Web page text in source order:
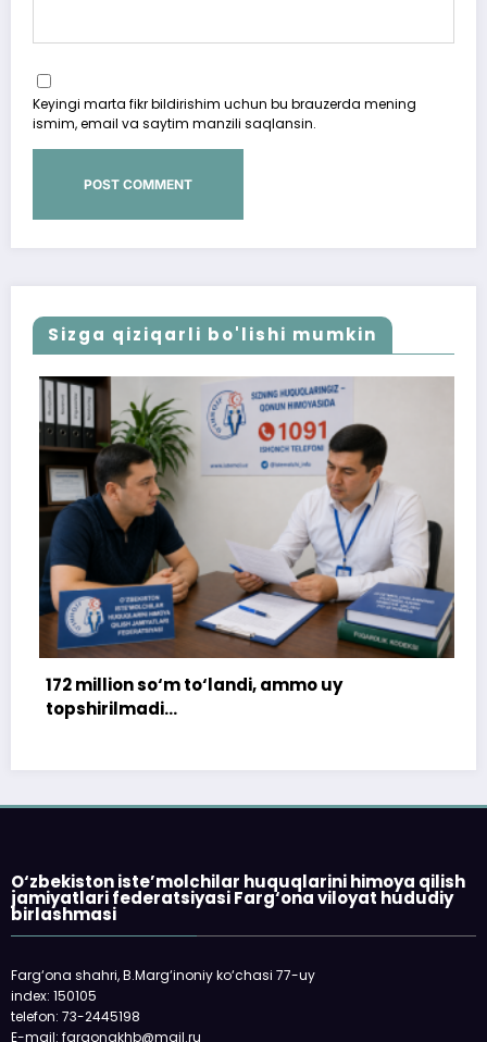
Keyingi marta fikr bildirishim uchun bu brauzerda mening
ismim, email va saytim manzili saqlansin.
Sizga qiziqarli bo'lishi mumkin
to‘landi, ammo uy